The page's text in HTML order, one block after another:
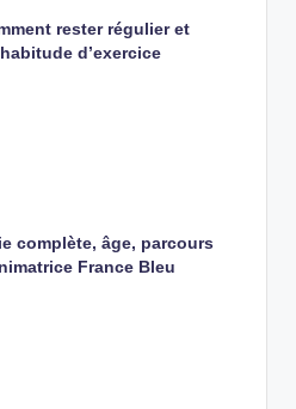
rester régulier et
d’exercice
complète, âge, parcours
France Bleu